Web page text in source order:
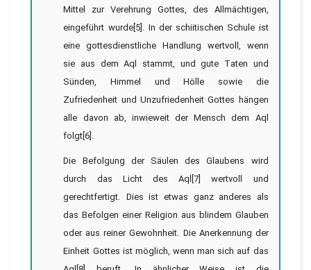
Mittel zur Verehrung Gottes, des Allmächtigen,
eingeführt wurde[5]. In der schiitischen Schule ist
eine gottesdienstliche Handlung wertvoll, wenn
sie aus dem Aql stammt, und gute Taten und
Sünden, Himmel und Hölle sowie die
Zufriedenheit und Unzufriedenheit Gottes hängen
alle davon ab, inwieweit der Mensch dem Aql
folgt[6].
Die Befolgung der Säulen des Glaubens wird
durch das Licht des Aql[7] wertvoll und
gerechtfertigt. Dies ist etwas ganz anderes als
das Befolgen einer Religion aus blindem Glauben
oder aus reiner Gewohnheit. Die Anerkennung der
Einheit Gottes ist möglich, wenn man sich auf das